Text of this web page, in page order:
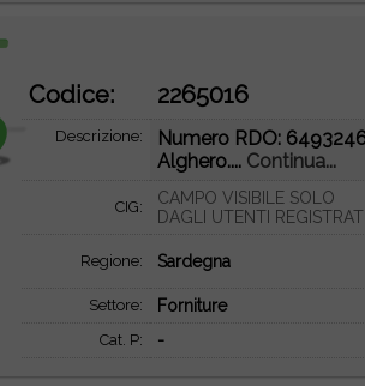
Codice: 2265016
Descrizione:
Numero RDO:
Alghero.... Continua...
CIG:
CAMPO VISIBILE SOLO
DAGLI UTENTI REGISTRATI
Regione: Sardegna
Settore: Forniture
Cat. P: -